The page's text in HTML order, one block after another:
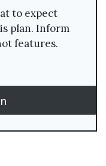
to expect
plan. Inform
features.